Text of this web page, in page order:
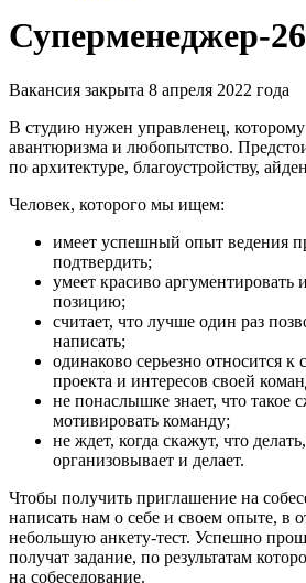
Суперменеджер-26
Вакансия закрыта 8 апреля 2022 года
В студию нужен управленец,
авантюризма и любопытство.
по архитектуре, благоустройству,
Человек, которого мы ищем:
имеет успешный опыт ведения
подтвердить;
умеет красиво
позицию;
считает, что лучше один раз
написать;
одинаково серьезно относится
проекта и интересов своей
не понаслышке знает, что такое
мотивировать команду;
не ждет, когда скажут, что
организовывает и делает.
Чтобы получить приглашение на
написать нам о себе и своем опыте, в
небольшую анкету-тест. Успешно
получат задание, по результатам
на собеседование.